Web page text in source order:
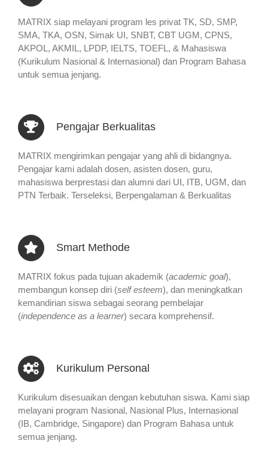
MATRIX siap melayani program les privat TK, SD, SMP,
SMA, TKA, OSN, Simak UI, SNBT, CBT UGM, CPNS,
AKPOL, AKMIL, LPDP, IELTS, TOEFL, & Mahasiswa
(Kurikulum Nasional & Internasional) dan Program Bahasa
untuk semua jenjang.
Pengajar Berkualitas
MATRIX mengirimkan pengajar yang ahli di bidangnya.
Pengajar kami adalah dosen, asisten dosen, guru,
mahasiswa berprestasi dan alumni dari UI, ITB, UGM, dan
PTN Terbaik. Terseleksi, Berpengalaman & Berkualitas
Smart Methode
MATRIX fokus pada tujuan akademik (academic goal),
membangun konsep diri (self esteem), dan meningkatkan
kemandirian siswa sebagai seorang pembelajar
(independence as a learner) secara komprehensif.
Kurikulum Personal
Kurikulum disesuaikan dengan kebutuhan siswa. Kami siap
melayani program Nasional, Nasional Plus, Internasional
(IB, Cambridge, Singapore) dan Program Bahasa untuk
semua jenjang.